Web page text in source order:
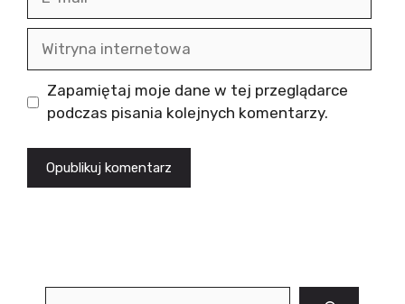
internetowa
Zapamiętaj moje dane w tej przeglądarce
podczas pisania kolejnych komentarzy.